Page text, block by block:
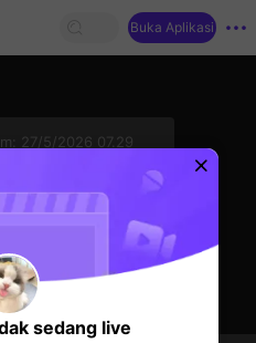
Buka Aplikasi
27/5/2026 07.29
sedang live